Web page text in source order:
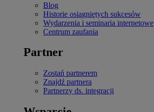
Blog
Historie osiągniętych sukcesów
Wydarzenia i seminaria internetowe
Centrum zaufania
Partner
Zostań partnerem
Znajdź partnera
Partnerzy ds. integracji